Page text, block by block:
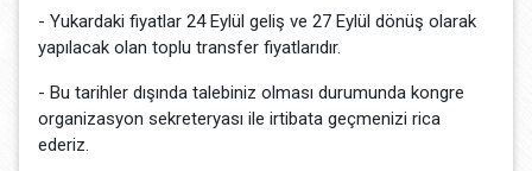
- Yukardaki fiyatlar 24 Eylül geliş ve 27 Eylül dönüş olarak
yapılacak olan toplu transfer fiyatlarıdır.
- Bu tarihler dışında talebiniz olması durumunda kongre
organizasyon sekreteryası ile irtibata geçmenizi rica
ederiz.